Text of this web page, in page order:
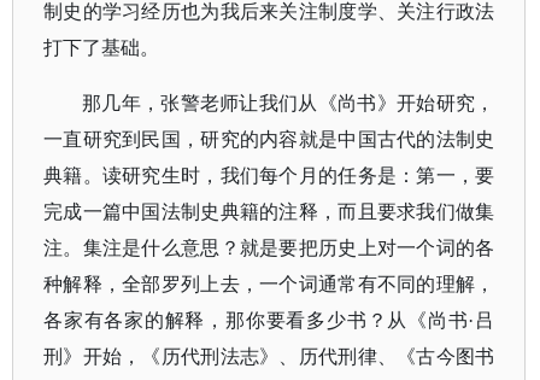
制史的学习经历也为我后来关注制度学、关注行政法
打下了基础。
那几年，张警老师让我们从 《尚书》 开始研究，
一直研究到民国，研究的内容就是中国古代的法制史
典籍。读研究生时，我们每个月的任务是：第一，要
完成一篇中国法制史典籍的注释，而且要求我们做集
注。集注是什么意思？就是要把历史上对一个词的各
种解释，全部罗列上去，一个词通常有不同的理解，
各家有各家的解释，那你要看多少书？从《尚书·吕
刑》开始，
《历代刑法志》
、历代刑律、《古今图书